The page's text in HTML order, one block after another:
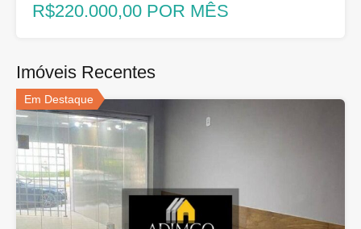
R$220.000,00 POR MÊS
Imóveis Recentes
Em Destaque